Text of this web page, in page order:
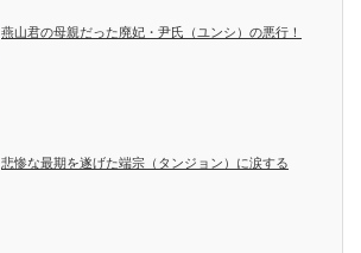
燕山君の母親だった廃妃・尹氏（ユンシ）の悪行！
悲惨な最期を遂げた端宗（タンジョン）に涙する